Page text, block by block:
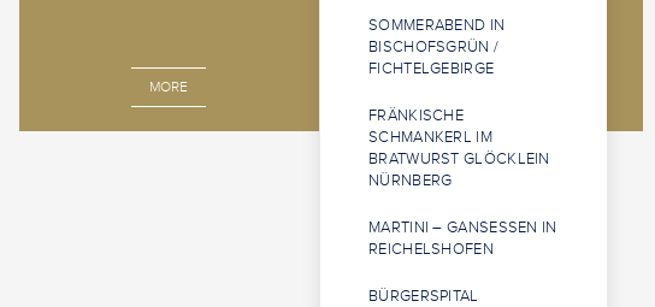
SOMMERABEND IN
BISCHOFSGRÜN /
FICHTELGEBIRGE
FRÄNKISCHE
SCHMANKERL IM
BRATWURST GLÖCKLEIN
NÜRNBERG
MARTINI – GANSESSEN IN
REICHELSHOFEN
BÜRGERSPITAL
MORE